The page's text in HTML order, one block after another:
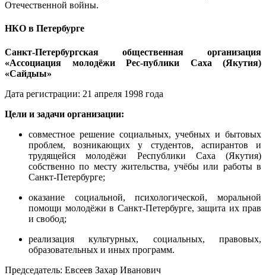
Отечественной войны.
НКО в Петербурге
Санкт-Петербургская общественная организация
«Ассоциация молодёжи Рес-публики Саха (Якутия)
«Сайдыы»
Дата регистрации: 21 апреля 1998 года
Цели и задачи организации:
совместное решение социальных, учебных и бытовых
проблем, возникающих у студентов, аспирантов и
трудящейся молодёжи Республики Саха (Якутия)
собственно по месту жительства, учёбы или работы в
Санкт-Петербурге;
оказание социальной, психологической, моральной
помощи молодёжи в Санкт-Петербурге, защита их прав
и свобод;
реализация культурных, социальных, правовых,
образовательных и иных программ.
Председатель: Евсеев Захар Иванович